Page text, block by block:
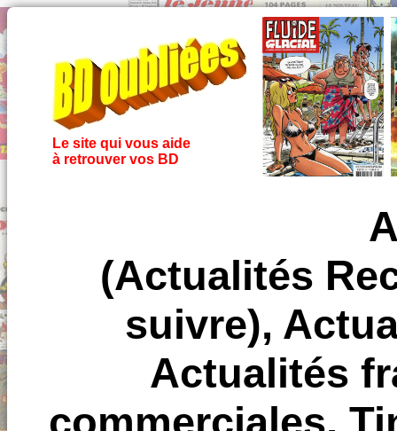
Le site qui vous aide
à retrouver vos BD
(Actualités
suivre),
Actualités